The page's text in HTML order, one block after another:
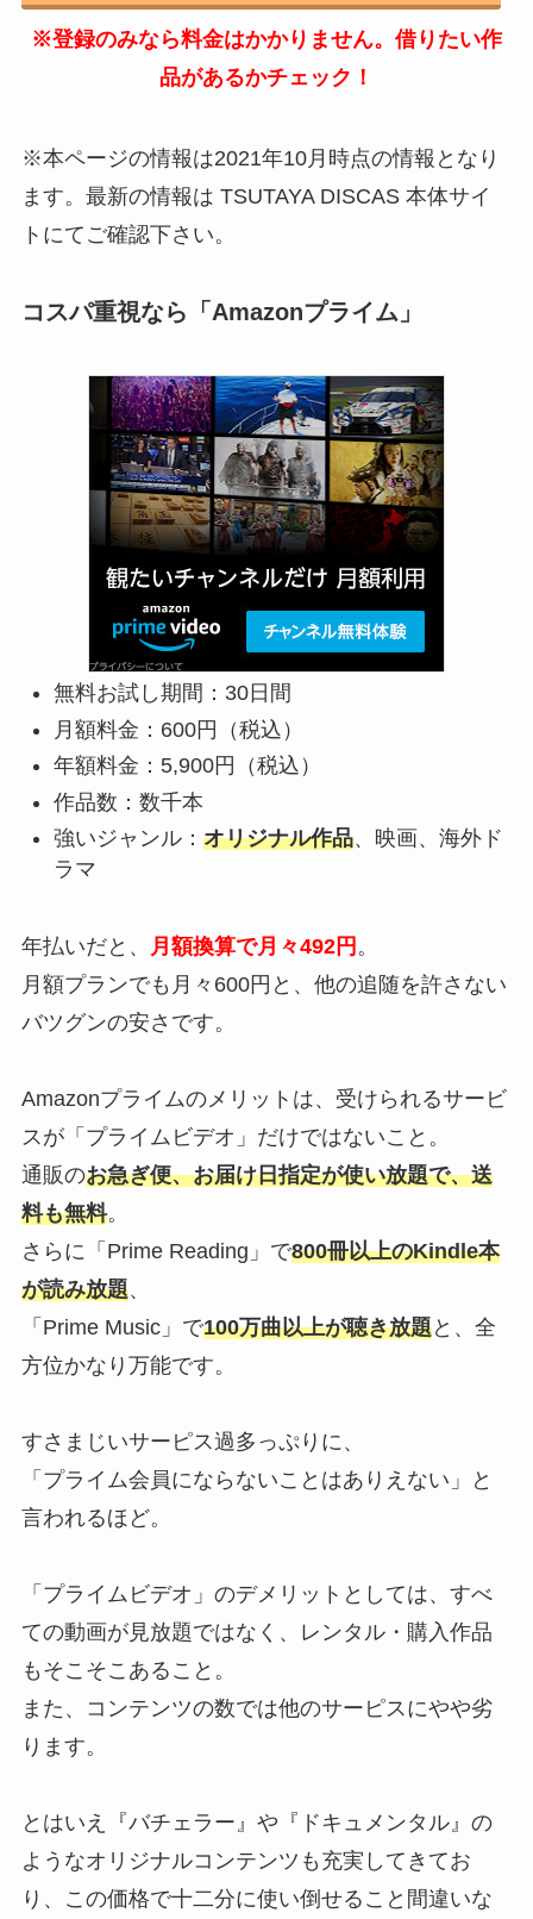
※登録のみなら料金はかかりません。借りたい作
品があるかチェック！
※本ページの情報は2021年10月時点の情報となり
ます。最新の情報は TSUTAYA DISCAS 本体サイ
トにてご確認下さい。
コスパ重視なら「Amazonプライム」
無料お試し期間：30日間
月額料金：600円（税込）
年額料金：5,900円（税込）
作品数：数千本
強いジャンル： オリジナル作品、映画、海外ド
ラマ
年払いだと、 月額換算で月々492円 。
月額プランでも月々600円と、他の追随を許さない
バツグンの安さです。
Amazonプライムのメリットは、受けられるサービ
スが「プライムビデオ」だけではないこと。
通販のお急ぎ便、お届け日指定が使い放題で、送
料も無料。
さらに「Prime Reading」で800冊以上のKindle本
が読み放題、
「Prime Music」で100万曲以上が聴き放題と、全
方位かなり万能です。
すさまじいサーピス過多っぷりに、
「プライム会員にならないことはありえない」と
言われるほど。
「プライムビデオ」のデメリットとしては、すべ
ての動画が見放題ではなく、レンタル・購入作品
もそこそこあること。
また、コンテンツの数では他のサーピスにやや劣
ります。
とはいえ『バチェラー』や『ドキュメンタル』の
ようなオリジナルコンテンツも充実してきてお
り、この価格で十二分に使い倒せること間違いな